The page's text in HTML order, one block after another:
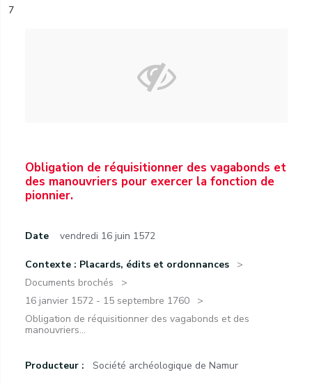
7
Obligation de réquisitionner des vagabonds et
des manouvriers pour exercer la fonction de
pionnier.
Date vendredi 16 juin 1572
Contexte : Placards, édits et ordonnances
Documents brochés
16 janvier 1572 - 15 septembre 1760
Obligation de réquisitionner des vagabonds et des
manouvriers...
Producteur : Société archéologique de Namur